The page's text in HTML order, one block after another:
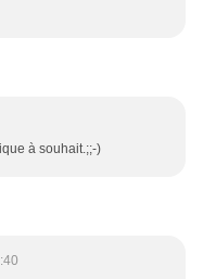
à souhait.;;-)